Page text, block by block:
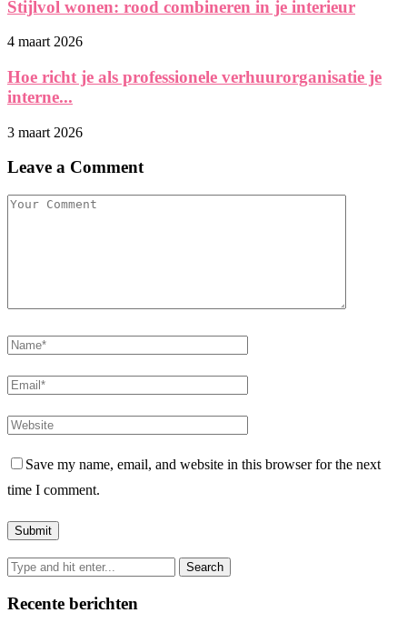
Stijlvol wonen: rood combineren in je interieur
4 maart 2026
Hoe richt je als professionele verhuurorganisatie je
interne...
3 maart 2026
Leave a Comment
Save my name, email, and website in this browser for the next
time I comment.
Recente berichten